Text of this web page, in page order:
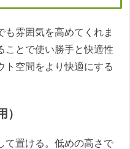
も雰囲気を高めてくれま
ことで使い勝手と快適性
ト空間をより快適にする
て置ける。低めの高さで